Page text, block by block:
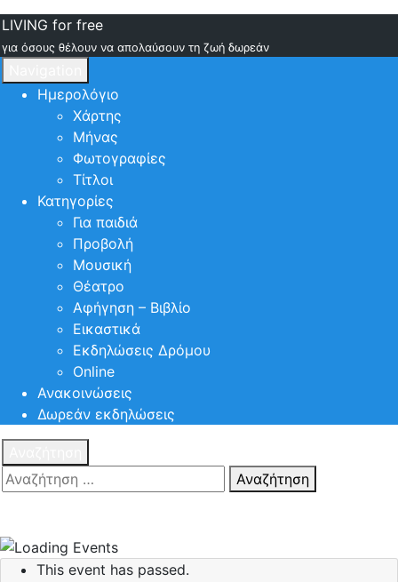
LIVING for free
για όσους θέλουν να απολαύσουν τη ζωή δωρεάν
Ημερολόγιο
Χάρτης
Μήνας
Φωτογραφίες
Τίτλοι
Κατηγορίες
Για παιδιά
Προβολή
Μουσική
Θέατρο
Αφήγηση – Βιβλίο
Εικαστικά
Εκδηλώσεις Δρόμου
Online
Ανακοινώσεις
Δωρεάν εκδηλώσεις
Αναζήτηση
This event has passed.